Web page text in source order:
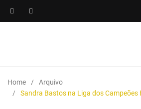
Home
Arquivo
Sandra Bastos na Liga dos Campeões